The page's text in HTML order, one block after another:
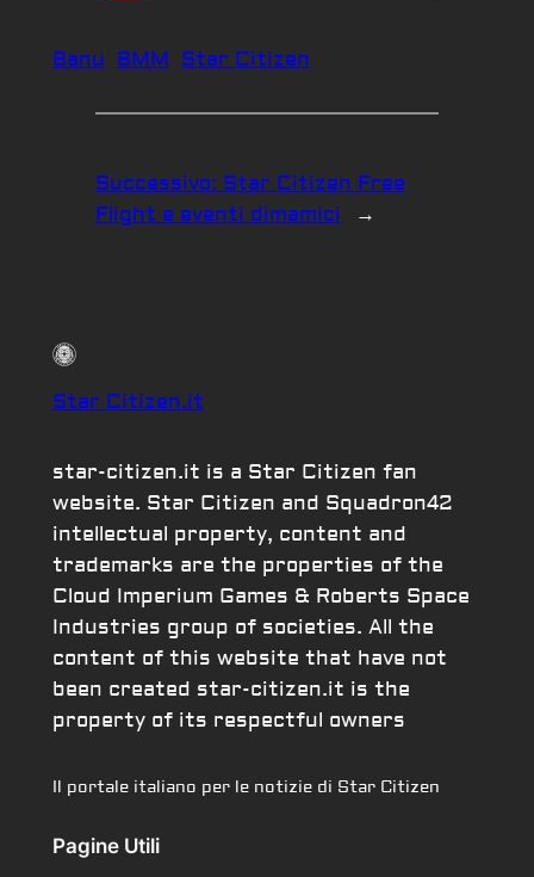
Banu BMM Star Citizen
Successivo: Star Citizen Free
Flight e eventi dimamici
→
Star Citizen.it
star-citizen.it is a Star Citizen fan
website. Star Citizen and Squadron42
intellectual property, content and
trademarks are the properties of the
Cloud Imperium Games & Roberts Space
Industries group of societies. All the
content of this website that have not
been created star-citizen.it is the
property of its respectful owners
Il portale italiano per le notizie di Star Citizen
Pagine Utili